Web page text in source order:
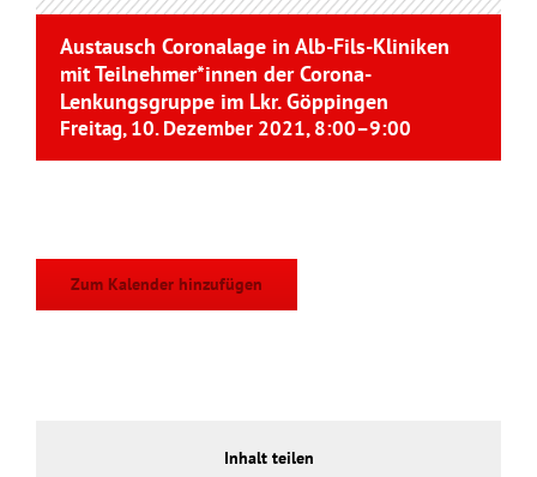
Austausch Coronalage in Alb-Fils-Kliniken
mit Teilnehmer*innen der Corona-
Lenkungsgruppe im Lkr. Göppingen
Freitag, 10. Dezember 2021, 8:00–9:00
Zum Kalender hinzufügen
Inhalt teilen